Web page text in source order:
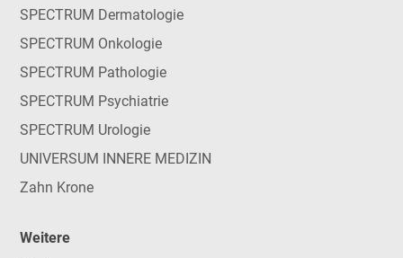
SPECTRUM Dermatologie
SPECTRUM Onkologie
SPECTRUM Pathologie
SPECTRUM Psychiatrie
SPECTRUM Urologie
UNIVERSUM INNERE MEDIZIN
Zahn Krone
Weitere